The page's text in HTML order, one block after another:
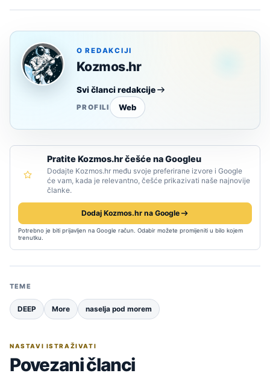
O REDAKCIJI
Kozmos.hr
Svi članci redakcije
PROFILI Web
Pratite Kozmos.hr češće na Googleu
Dodajte Kozmos.hr među svoje preferirane izvore i Google
će vam, kada je relevantno, češće prikazivati naše najnovije
članke.
Dodaj Kozmos.hr na Google
Potrebno je biti prijavljen na Google račun. Odabir možete promijeniti u bilo kojem
trenutku.
TEME
DEEP More naselja pod morem
NASTAVI ISTRAŽIVATI
Povezani članci